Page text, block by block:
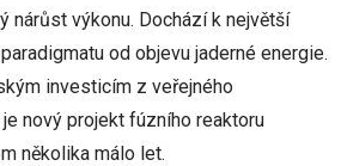
nárůst výkonu. Dochází k největší
od objevu jaderné energie.
investicím z veřejného
nový projekt fúzního reaktoru
několika málo let.